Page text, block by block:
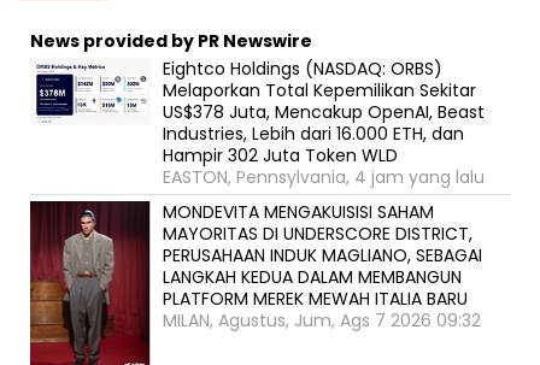
News provided by PR Newswire
Eightco Holdings (NASDAQ: ORBS)
Melaporkan Total Kepemilikan Sekitar
US$378 Juta, Mencakup OpenAI, Beast
Industries, Lebih dari 16.000 ETH, dan
Hampir 302 Juta Token WLD
EASTON, Pennsylvania, 4 jam yang lalu
MONDEVITA MENGAKUISISI SAHAM
MAYORITAS DI UNDERSCORE DISTRICT,
PERUSAHAAN INDUK MAGLIANO, SEBAGAI
LANGKAH KEDUA DALAM MEMBANGUN
PLATFORM MEREK MEWAH ITALIA BARU
MILAN, Agustus, Jum, Ags 7 2026 09:32